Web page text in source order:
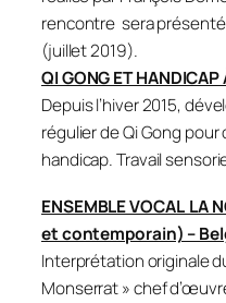
rencontre sera présenté
(juillet 2019).
QI GONG ET HANDICAP
Depuis l’hiver 2015,
régulier de Qi Gong
handicap. Travail
ENSEMBLE VOCAL
et contemporain) –
Interprétation originale
Monserrat » chef